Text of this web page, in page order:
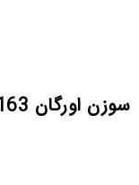
سوزن اورگان UOx163 سایز 11